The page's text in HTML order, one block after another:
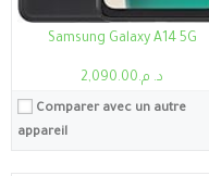
Samsung Galaxy A14 5G
د. م.2,090.00
Comparer avec un autre
appareil